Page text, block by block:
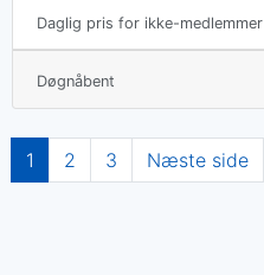
Daglig pris for ikke-medlemmer
Døgnåbent
Navigation
1 2 3 Næste side